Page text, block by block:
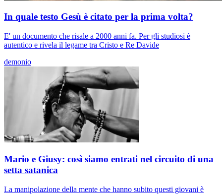
In quale testo Gesù è citato per la prima volta?
E' un documento che risale a 2000 anni fa. Per gli studiosi è
autentico e rivela il legame tra Cristo e Re Davide
demonio
Mario e Giusy: così siamo entrati nel circuito di una
setta satanica
La manipolazione della mente che hanno subito questi giovani è